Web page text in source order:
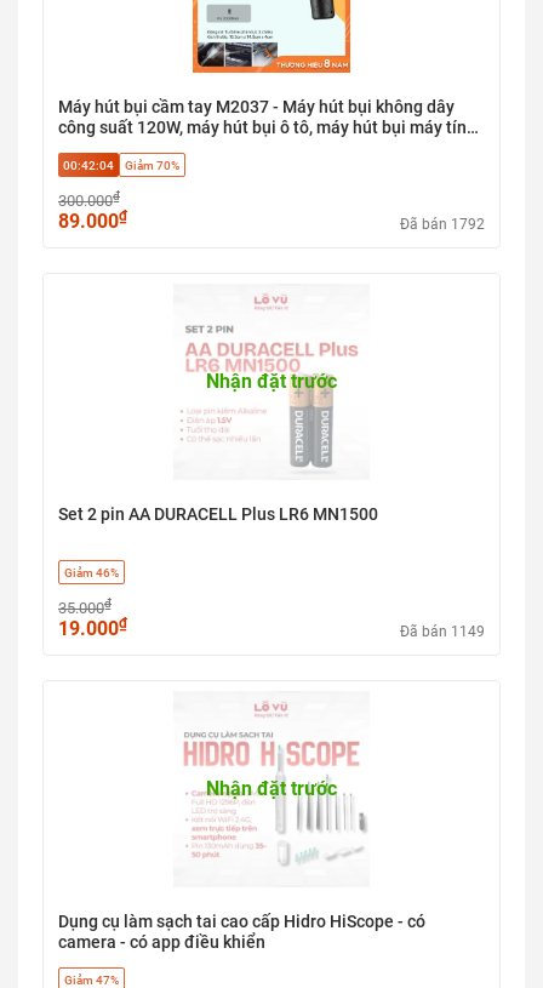
Máy hút bụi cầm tay M2037 - Máy hút bụi không dây
công suất 120W, máy hút bụi ô tô, máy hút bụi máy tính,
00:42:03 Giảm 70%
300.000₫
89.000₫ Đã bán 1792
Nhận đặt trước
Set 2 pin AA DURACELL Plus LR6 MN1500
Giảm 46%
35.000₫
19.000₫ Đã bán 1149
Nhận đặt trước
Dụng cụ làm sạch tai cao cấp Hidro HiScope - có
camera - có app điều khiển
Giảm 47%